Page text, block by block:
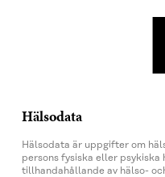
Hälsodata
Hälsodata är uppgifter om
persons fysiska eller psykiska
tillhandahållande av hälso-